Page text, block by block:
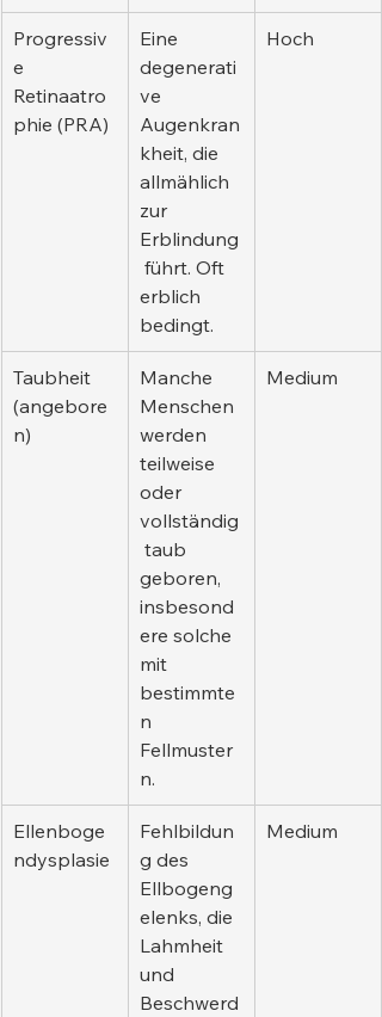
Progressiv
e
Retinaatro
phie (PRA)
Eine
degenerati
ve
Augenkran
kheit, die
allmählich
zur
Erblindung
führt. Oft
erblich
bedingt.
Hoch
Taubheit
(angebore
n)
Manche
Menschen
werden
teilweise
oder
vollständig
taub
geboren,
insbesond
ere solche
mit
bestimmte
n
Fellmuster
n.
Medium
Ellenboge
ndysplasie
Fehlbildun
g des
Ellbogeng
elenks, die
Lahmheit
und
Beschwerd
Medium